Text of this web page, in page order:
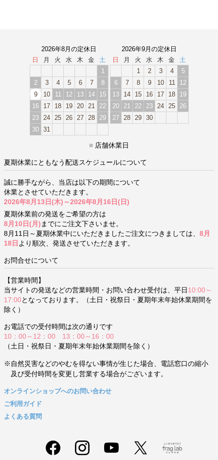
2026年8月の定休日
日
月 火 水 木 金
土
1
2
3 4 5 6 7
8
9
10 11 12 13 14
15
16
17 18 19 20 21
22
23
24 25 26 27 28
29
30 31
2026年9月の定休日
日
月 火 水 木 金
土
1
2 3 4
5
6
7 8 9 10 11
12
13
14 15 16 17 18
19
20
21 22 23 24 25
26
27
28 29 30
■ 店舗休業日
夏期休業にともなう配送スケジュールについて
誠に勝手ながら、当店は以下の期間について
休業とさせていただきます。
2026年8月13日(木)～2026年8月16日(日)
夏期休業前の発送をご希望の方は
8月10日(月) までにご注文下さいませ。
8月11日～夏期休業中にいただきましたご注文につきましては、 8月
18日 より順次、発送させていただきます。
お問合せについて
【営業時間】
当サイトの発送などの営業時間・お問い合わせ受付は、平日 10:00～
17:00となっております。（土日・祝祭日・夏期年末年始休業期間を
除く）
お電話での受付時間は次の通りです
10：00～12：00 13：00～16：00
（土日・祝祭日・夏期年末年始休業期間を除く）
※自然災害などのやむを得ない事情が生じた場合、電話窓口の縮小
及び受付時間を変更し営業する場合がございます。
オンラインショップへのお問い合わせ
ご利用ガイド
よくある質問